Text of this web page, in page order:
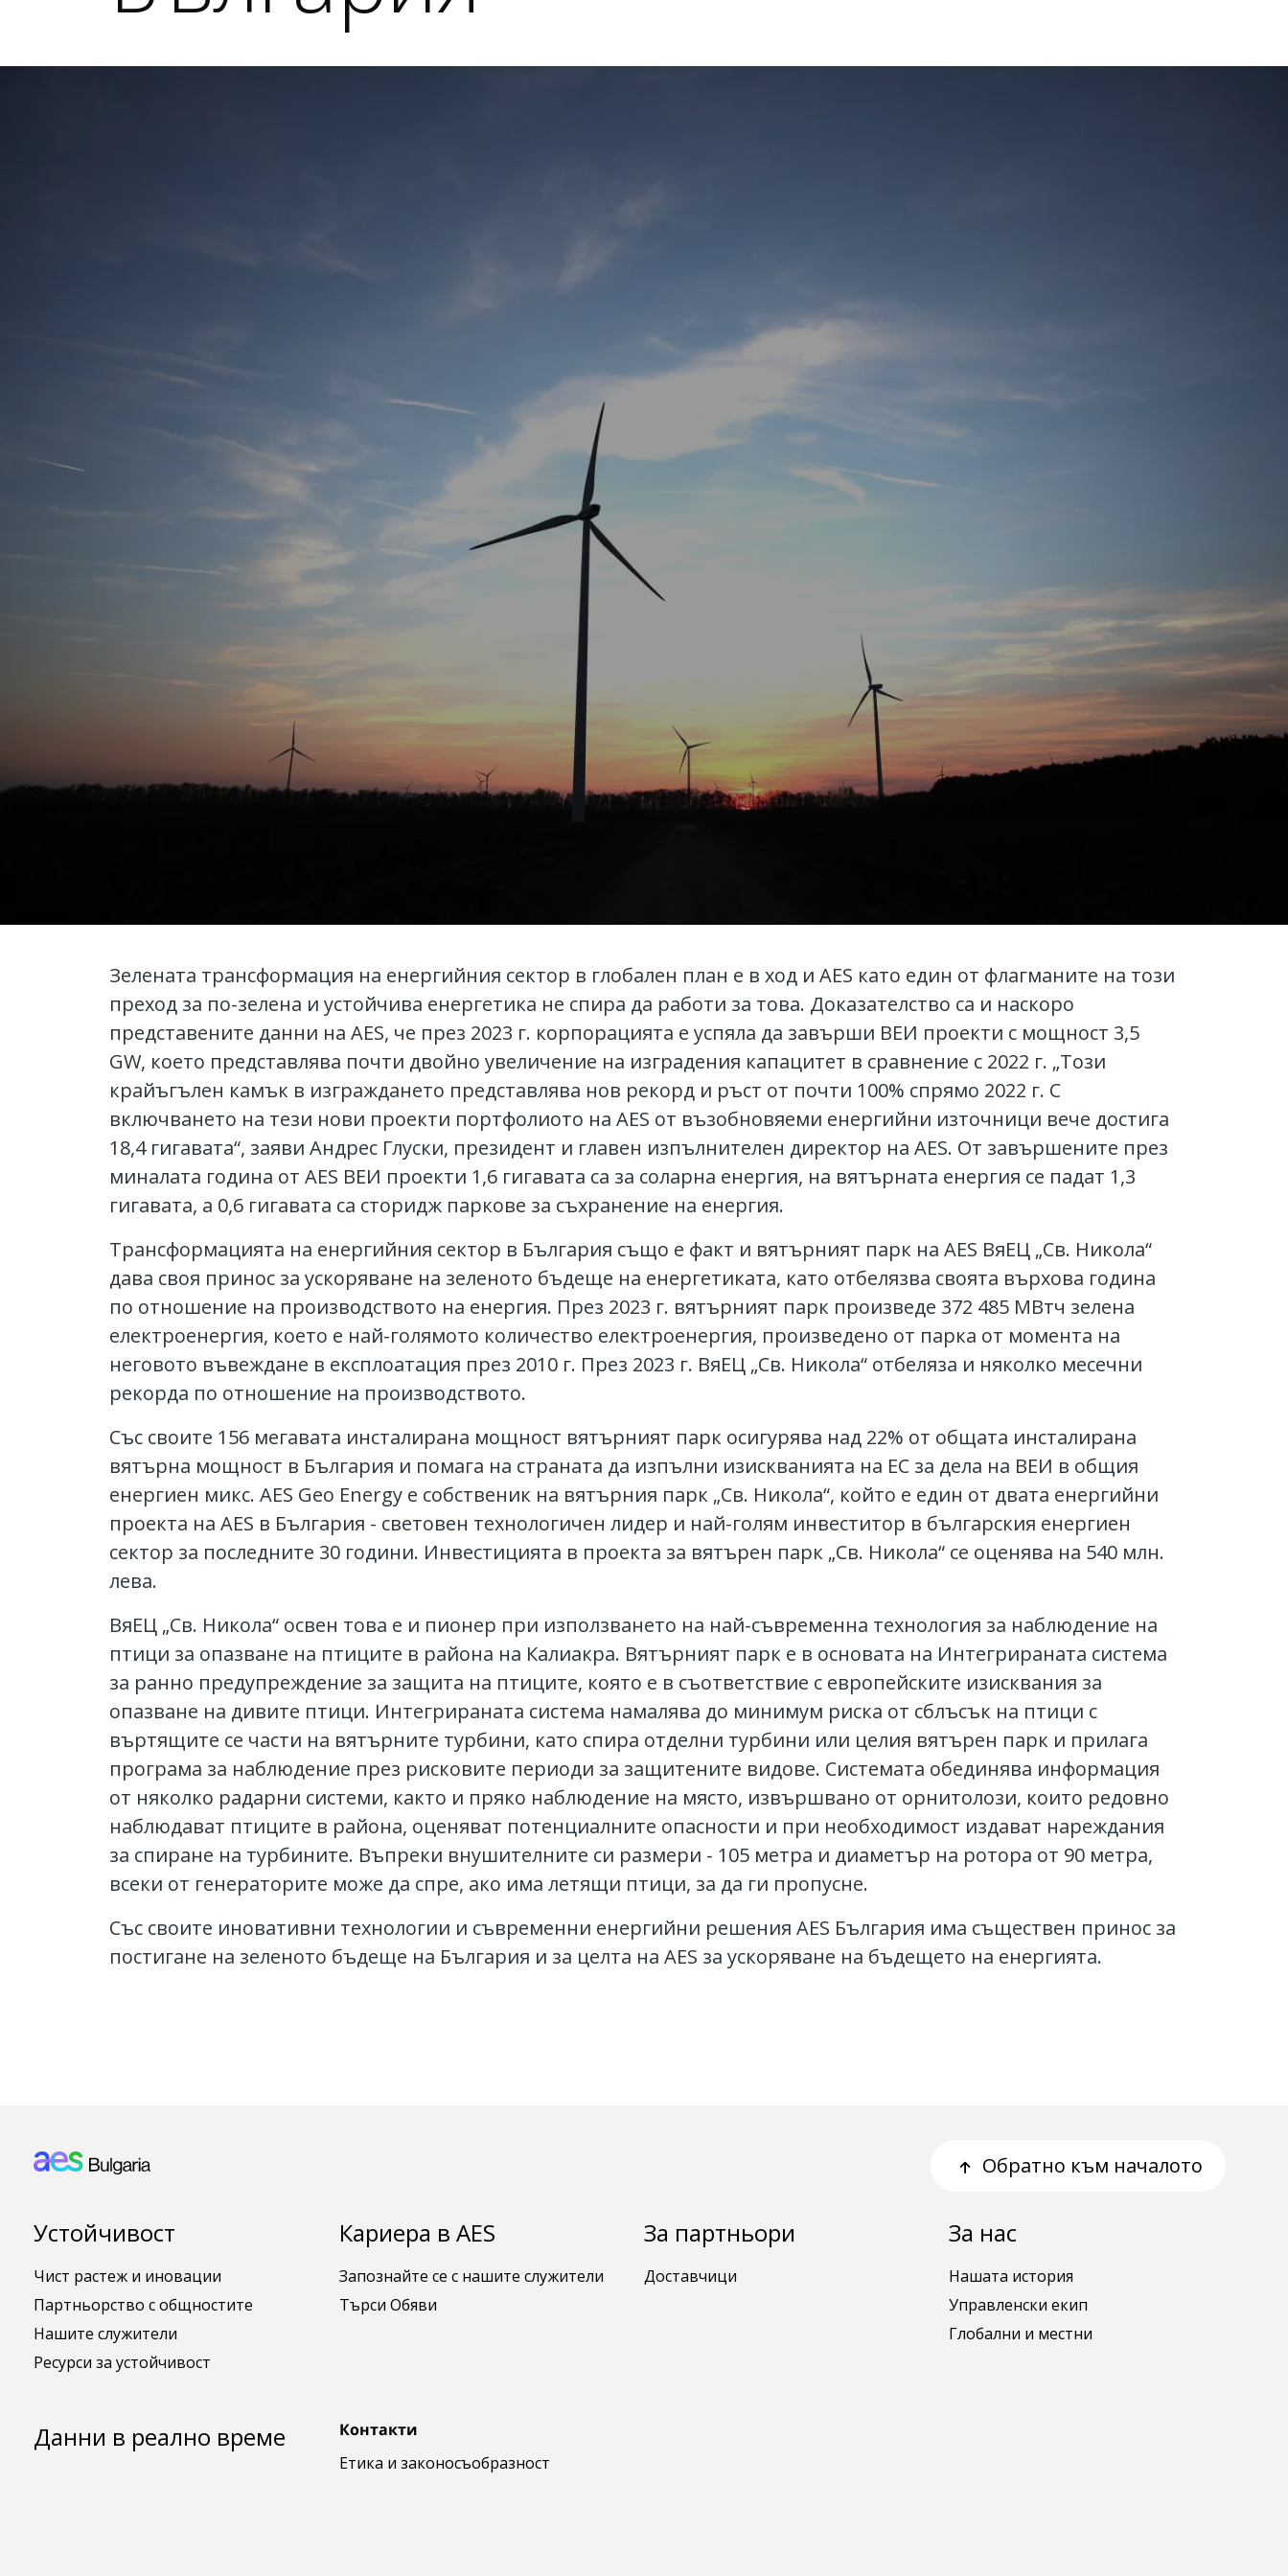
Зелената трансформация на енергийния сектор в глобален план е в ход и AES като един от флагманите на този
преход за по-зелена и устойчива енергетика не спира да работи за това. Доказателство са и наскоро
представените данни на AES, че през 2023 г. корпорацията е успяла да завърши ВЕИ проекти с мощност 3,5
GW, което представлява почти двойно увеличение на изградения капацитет в сравнение с 2022 г. „Този
крайъгълен камък в изграждането представлява нов рекорд и ръст от почти 100% спрямо 2022 г. С
включването на тези нови проекти портфолиото на AES от възобновяеми енергийни източници вече достига
18,4 гигавата“, заяви Андрес Глуски, президент и главен изпълнителен директор на AES. От завършените през
миналата година от AES ВЕИ проекти 1,6 гигавата са за соларна енергия, на вятърната енергия се падат 1,3
гигавата, а 0,6 гигавата са сторидж паркове за съхранение на енергия.
Трансформацията на енергийния сектор в България също е факт и вятърният парк на AES ВяЕЦ „Св. Никола“
дава своя принос за ускоряване на зеленото бъдеще на енергетиката, като отбелязва своята върхова година
по отношение на производството на енергия. През 2023 г. вятърният парк произведе 372 485 МВтч зелена
електроенергия, което е най-голямото количество електроенергия, произведено от парка от момента на
неговото въвеждане в експлоатация през 2010 г. През 2023 г. ВяЕЦ „Св. Никола“ отбеляза и няколко месечни
рекорда по отношение на производството.
Със своите 156 мегавата инсталирана мощност вятърният парк осигурява над 22% от общата инсталирана
вятърна мощност в България и помага на страната да изпълни изискванията на ЕС за дела на ВЕИ в общия
енергиен микс. AES Geo Energy е собственик на вятърния парк „Св. Никола“, който е един от двата енергийни
проекта на AES в България - световен технологичен лидер и най-голям инвеститор в българския енергиен
сектор за последните 30 години. Инвестицията в проекта за вятърен парк „Св. Никола“ се оценява на 540 млн.
лева.
ВяЕЦ „Св. Никола“ освен това е и пионер при използването на най-съвременна технология за наблюдение на
птици за опазване на птиците в района на Калиакра. Вятърният парк е в основата на Интегрираната система
за ранно предупреждение за защита на птиците, която е в съответствие с европейските изисквания за
опазване на дивите птици. Интегрираната система намалява до минимум риска от сблъсък на птици с
въртящите се части на вятърните турбини, като спира отделни турбини или целия вятърен парк и прилага
програма за наблюдение през рисковите периоди за защитените видове. Системата обединява информация
от няколко радарни системи, както и пряко наблюдение на място, извършвано от орнитолози, които редовно
наблюдават птиците в района, оценяват потенциалните опасности и при необходимост издават нареждания
за спиране на турбините. Въпреки внушителните си размери - 105 метра и диаметър на ротора от 90 метра,
всеки от генераторите може да спре, ако има летящи птици, за да ги пропусне.
Със своите иновативни технологии и съвременни енергийни решения AES България има съществен принос за
постигане на зеленото бъдеще на България и за целта на AES за ускоряване на бъдещето на енергията.
Обратно към началото
Устойчивост
Чист растеж и иновации
Партньорство с общностите
Нашите служители
Ресурси за устойчивост
Кариера в AES
Запознайте се с нашите служители
Търси Обяви
За партньори
Доставчици
За нас
Нашата история
Управленски екип
Глобални и местни
Данни в реално време
Контакти
Етика и законосъобразност